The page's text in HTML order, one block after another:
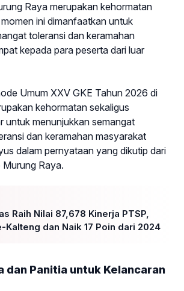
Raya merupakan kehormatan
ini dimanfaatkan untuk
toleransi dan keramahan
kepada para peserta dari luar
Umum XXV GKE Tahun 2026 di
kehormatan sekaligus
untuk menunjukkan semangat
dan keramahan masyarakat
dalam pernyataan yang dikutip dari
Murung Raya.
Raih Nilai 87,678 Kinerja PTSP,
Kalteng dan Naik 17 Poin dari 2024
dan Panitia untuk Kelancaran